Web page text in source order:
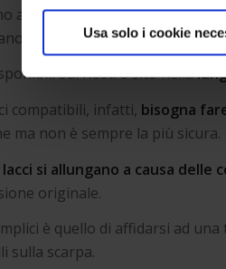
Usa solo i cookie
acquistate con un paio di
smarriti, è possibiletrovare
sul nostro sito nella
compatibili, infatti, bisogna
ma non è sempre la più sicura.
lacci si allungano a causa delle
originale.
è quello di affidarsi ad
sulla scarpa.